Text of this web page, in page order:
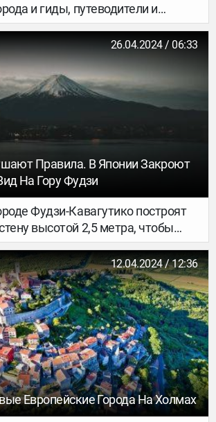
и гиды, путеводители и
статьи о них. Выбирайте,
в следующий раз.26.04.2024 / 06:33
Правила. В Японии Закроют
На Гору Фудзи
Фудзи-Кавагутико построят
высотой 2,5 метра, чтобы
вид на гору Фудзи.
12.04.2024 / 12:36
Европейские Города На Холмах